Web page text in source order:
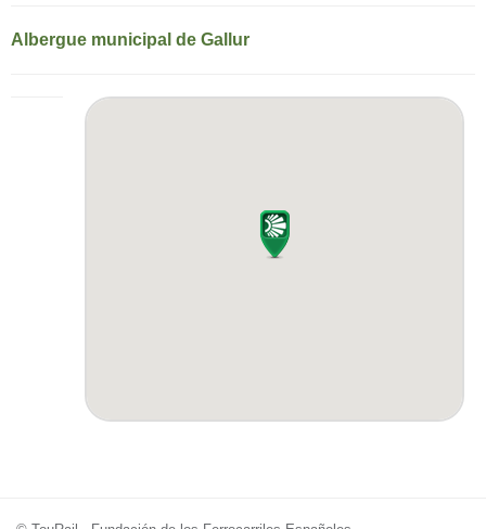
Albergue municipal de Gallur